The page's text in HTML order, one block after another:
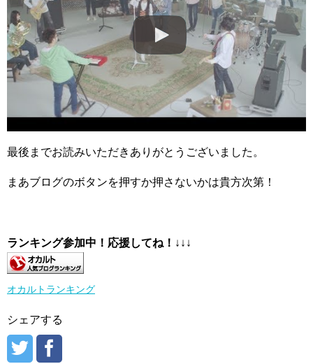
最後までお読みいただきありがとうございました。
まあブログのボタンを押すか押さないかは貴方次第！
ランキング参加中！応援してね！ ↓↓↓
オカルトランキング
シェアする